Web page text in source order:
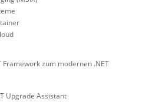
zum modernen .NET
Upgrade Assistant